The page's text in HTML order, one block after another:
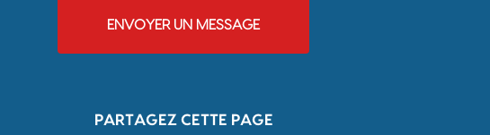
ENVOYER UN MESSAGE
PARTAGEZ CETTE PAGE